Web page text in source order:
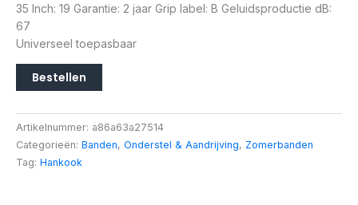
35 Inch: 19 Garantie: 2 jaar Grip label: B Geluidsproductie dB:
67
Universeel toepasbaar
Bestellen
Artikelnummer: a86a63a27514
Categorieën: Banden, Onderstel & Aandrijving, Zomerbanden
Tag: Hankook